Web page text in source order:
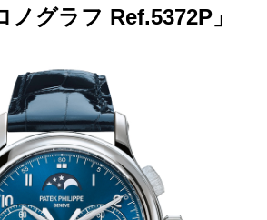
ノグラフ Ref.5372P」